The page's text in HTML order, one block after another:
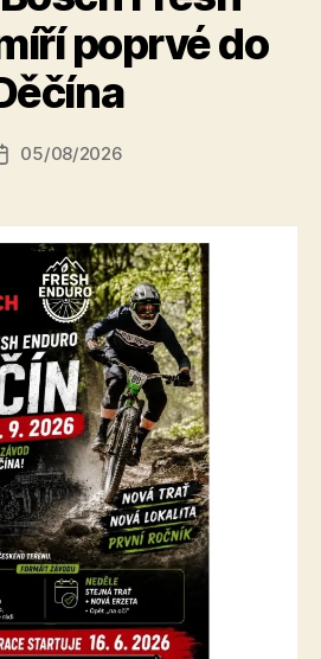
poprvé do
Autor
příspěvku
u
o
a
s
o
05/08/2026